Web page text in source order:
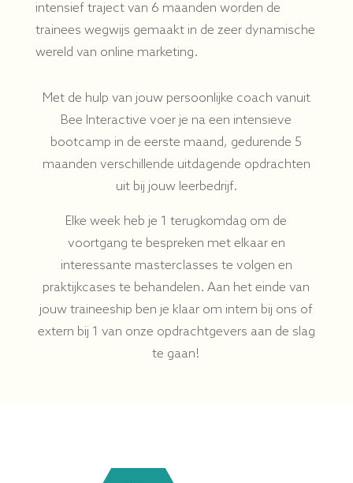
intensief traject van 6 maanden worden de
trainees wegwijs gemaakt in de zeer dynamische
wereld van online marketing.
Met de hulp van jouw persoonlijke coach vanuit
Bee Interactive voer je na een intensieve
bootcamp in de eerste maand, gedurende 5
maanden verschillende uitdagende opdrachten
uit bij jouw leerbedrijf.
Elke week heb je 1 terugkomdag om de
voortgang te bespreken met elkaar en
interessante masterclasses te volgen en
praktijkcases te behandelen. Aan het einde van
jouw traineeship ben je klaar om intern bij ons of
extern bij 1 van onze opdrachtgevers aan de slag
te gaan!